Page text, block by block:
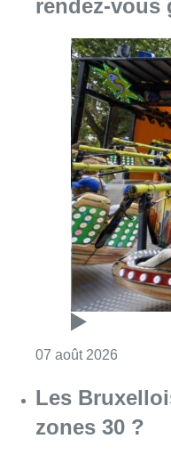
07 août 2026
Les
zones 30 ?